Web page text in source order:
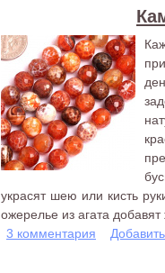
украсят шею или кисть
ожерелье из агата
3 комментария